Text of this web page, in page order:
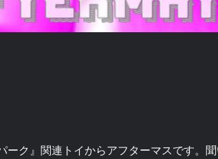
ーク』関連トイからアフターマスです。